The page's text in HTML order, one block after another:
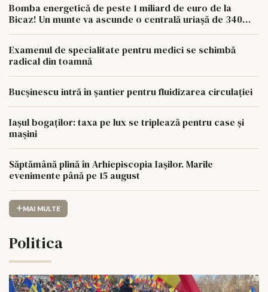
Bomba energetică de peste 1 miliard de euro de la
Bicaz! Un munte va ascunde o centrală uriașă de 340
Examenul de specialitate pentru medici se schimbă
radical din toamnă
Bucșinescu intră în șantier pentru fluidizarea circulației
Iașul bogaților: taxa pe lux se triplează pentru case și
mașini
Săptămână plină în Arhiepiscopia Iașilor. Marile
evenimente până pe 15 august
MAI MULTE
Politica